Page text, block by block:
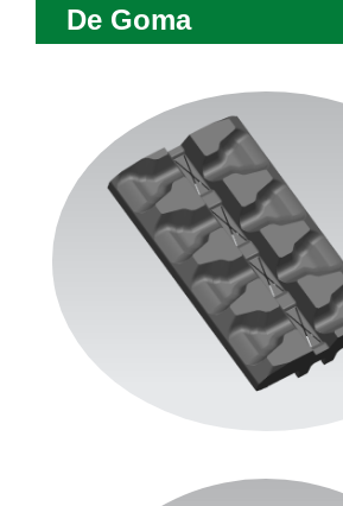
De Goma